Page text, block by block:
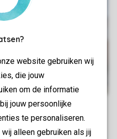
website gebruiken wij
die jouw
om de informatie
jouw persoonlijke
te personaliseren.
alleen gebruiken als jij